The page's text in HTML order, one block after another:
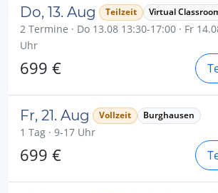
Do, 13. Aug Teilzeit Virtual
2 Termine · Do 13.08 13:30-17:00 · Fr
Uhr
699 €
Fr, 21. Aug Vollzeit Burghausen
1 Tag · 9-17 Uhr
699 €